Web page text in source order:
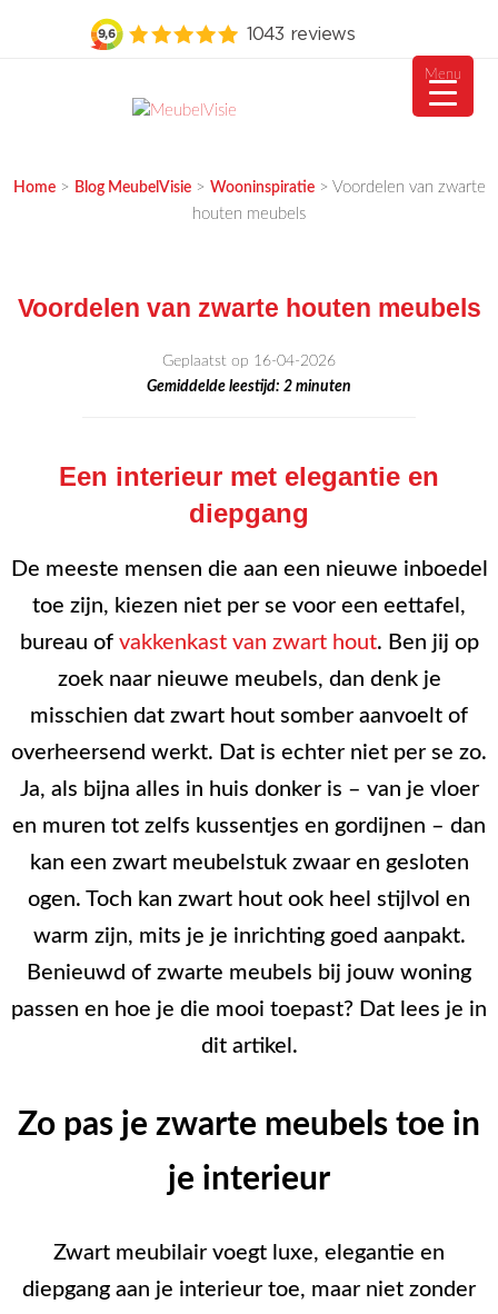
inhoud
Home> Blog MeubelVisie> Wooninspiratie> Voordelen van zwarte
houten meubels
Voordelen van zwarte houten meubels
Geplaatst op 16-04-2026
Gemiddelde leestijd: 2 minuten
Een interieur met elegantie en
diepgang
De meeste mensen die aan een nieuwe inboedel
toe zijn, kiezen niet per se voor een eettafel,
bureau of vakkenkast van zwart hout. Ben jij op
zoek naar nieuwe meubels, dan denk je
misschien dat zwart hout somber aanvoelt of
overheersend werkt. Dat is echter niet per se zo.
Ja, als bijna alles in huis donker is – van je vloer
en muren tot zelfs kussentjes en gordijnen – dan
kan een zwart meubelstuk zwaar en gesloten
ogen. Toch kan zwart hout ook heel stijlvol en
warm zijn, mits je je inrichting goed aanpakt.
Benieuwd of zwarte meubels bij jouw woning
passen en hoe je die mooi toepast? Dat lees je in
dit artikel.
Zo pas je zwarte meubels toe in
je interieur
Zwart meubilair voegt luxe, elegantie en
diepgang aan je interieur toe, maar niet zonder
Menu